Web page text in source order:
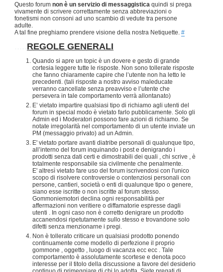
Questo forum non è un servizio di messaggistica quindi si prega
vivamente di scrivere correttamente senza abbreviazioni o
fonetismi non consoni ad uno scambio di vedute tra persone
adulte.
A tal fine preghiamo prendere visione della nostra Netiquette. #
REGOLE GENERALI
Quando si apre un topic è un dovere e gesto di grande
cortesia leggere tutte le risposte. Non sono tollerate risposte
che fanno chiaramente capire che l’utente non ha letto le
precedenti. (tali risposte a nostro avviso maleducate
verranno cancellate senza preavviso e l’utente che
persevera in tale comportamento verrà allontanato)
E’ vietato impartire qualsiasi tipo di richiamo agli utenti del
forum in special modo è vietato farlo pubblicamente. Solo gli
Admin ed i Moderatori possono fare azioni di richiamo. Se
notate irregolarità nel comportamento di un utente inviate un
PM (messaggio privato) ad un Admin.
E' vietato portare avanti diatribe personali di qualunque tipo,
all’interno del forum inquinando i post e denigrando i
prodotti senza dati certi e dimostrabili dei quali , chi scrive , è
totalmente responsabile sia civilmente che penalmente.
E' altresì vietato fare uso del forum iscrivendosi con l'unico
scopo di risolvere controversie o contenziosi personali con
persone, cantieri, società o enti di qualunque tipo o genere,
siano esse iscritte o non iscritte al forum stesso.
Gommoniemotori declina ogni responsabilità per
affermazioni non veritiere o diffamatorie espresse dagli
utenti . In ogni caso non è corretto denigrare un prodotto
accanendosi ripetutamente sullo stesso e trovandone solo
difetti senza menzionarne i pregi.
Non è tollerato criticare un qualsiasi prodotto ponendo
continuamente come modello di perfezione il proprio
gommone , oggetto , luogo di vacanza ecc ecc . Tale
comportamento è assolutamente scortese e denota poco
interesse per il titolo della discussione a favore del desiderio